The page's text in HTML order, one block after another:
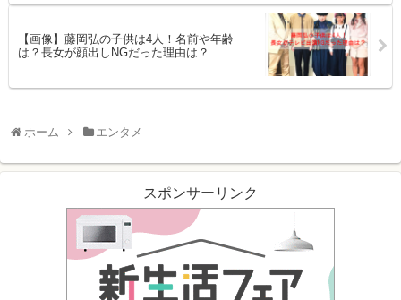
【画像】藤岡弘の子供は4人！名前や年齢
は？長女が顔出しNGだった理由は？
ホーム エンタメ
スポンサーリンク